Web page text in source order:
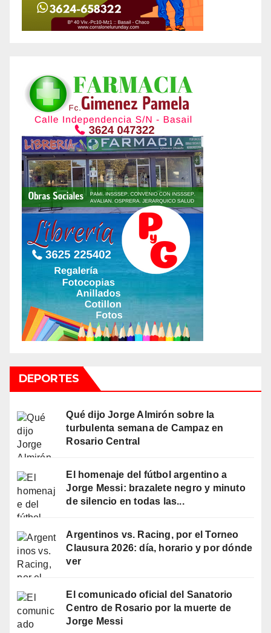
DEPORTES
Qué dijo Jorge Almirón sobre la
turbulenta semana de Campaz en
Rosario Central
El homenaje del fútbol argentino a
Jorge Messi: brazalete negro y minuto
de silencio en todas las...
Argentinos vs. Racing, por el Torneo
Clausura 2026: día, horario y por dónde
ver
El comunicado oficial del Sanatorio
Centro de Rosario por la muerte de
Jorge Messi